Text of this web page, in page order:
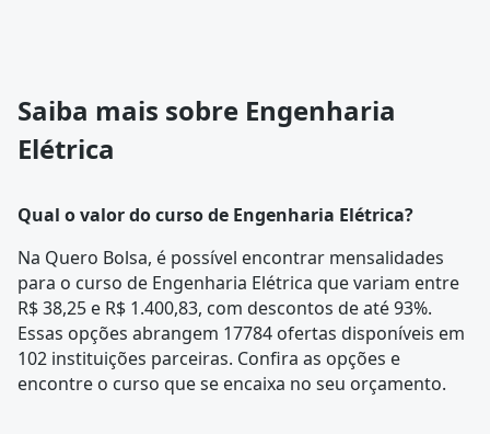
Saiba mais sobre Engenharia
Elétrica
Qual o valor do curso de Engenharia Elétrica?
Na Quero Bolsa, é possível encontrar mensalidades
para o curso de Engenharia Elétrica que variam entre
R$ 38,25 e R$ 1.400,83, com descontos de até 93%.
Essas opções abrangem 17784 ofertas disponíveis em
102 instituições parceiras. Confira as opções e
encontre o curso que se encaixa no seu orçamento.